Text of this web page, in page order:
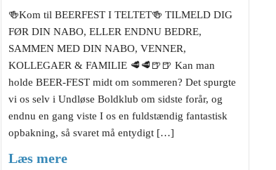
🍻Kom til BEERFEST I TELTET🍻 TILMELD DIG
FØR DIN NABO, ELLER ENDNU BEDRE,
SAMMEN MED DIN NABO, VENNER,
KOLLEGAER & FAMILIE 🥩🥩🍺🍺 Kan man
holde BEER-FEST midt om sommeren? Det spurgte
vi os selv i Undløse Boldklub om sidste forår, og
endnu en gang viste I os en fuldstændig fantastisk
opbakning, så svaret må entydigt […]
Læs mere